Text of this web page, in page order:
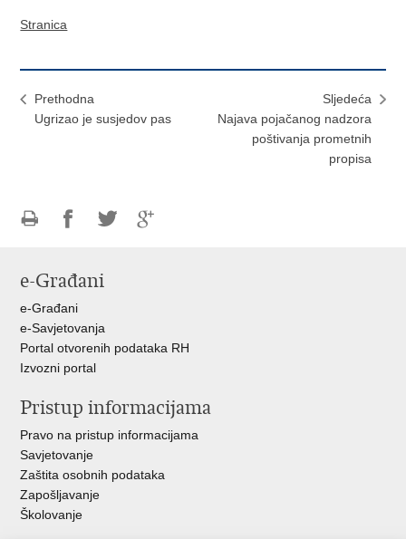
Stranica
Prethodna
Ugrizao je susjedov pas
Sljedeća
Najava pojačanog nadzora
poštivanja prometnih
propisa
FacebookuTwitteru
e-Građani
e-Građani
e-Savjetovanja
Portal otvorenih podataka RH
Izvozni portal
Pristup informacijama
Pravo na pristup informacijama
Savjetovanje
Zaštita osobnih podataka
Zapošljavanje
Školovanje